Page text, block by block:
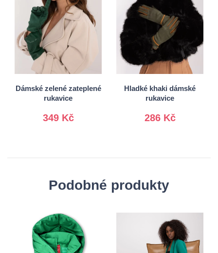
Dámské zelené zateplené
rukavice
349 Kč
S/M
L/XL
Hladké khaki dámské
rukavice
286 Kč
S/M
L/XL
Podobné produkty